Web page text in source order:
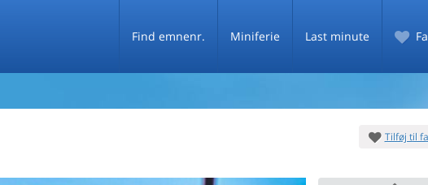
Find emnenr. Miniferie Last minute
Tilføj til